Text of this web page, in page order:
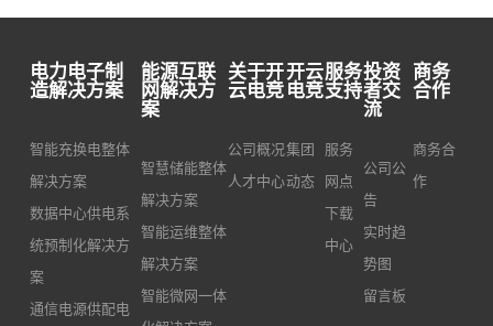
下载
电力电子制
造解决方案
智能充换电整体
解决方案
数据中心供电系
统预制化解决方
案
通信电源供配电
能源互联
网解决方
案
智慧储能整体
解决方案
智能运维整体
解决方案
智能微网一体
关于开
云电竞
公司概况
人才中心
开云
电竞
集团
动态
服务
支持
服务
网点
下载
中心
投资
者交
流
公司公
告
实时趋
势图
留言板
商务
合作
商务合
作